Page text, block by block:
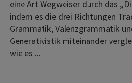
eine Art Wegweiser durch das
indem es die drei Richtungen
Grammatik, Valenzgrammatik
Generativistik miteinander
wie es ...